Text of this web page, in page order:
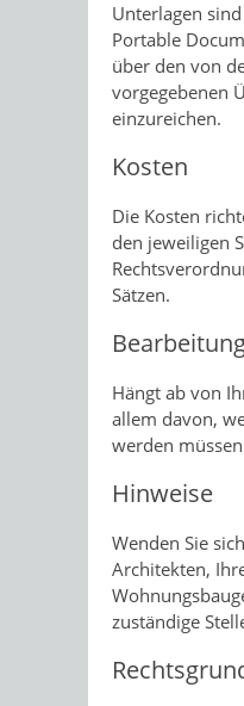
Unterlagen
Portable
über den von
vorgegebenen
einzureichen.
Kosten
Die Kosten
den jeweiligen
Sätzen.
Hängt ab von
allem davon,
werden
Hinweise
Wenden Sie
Architekten,
zuständige